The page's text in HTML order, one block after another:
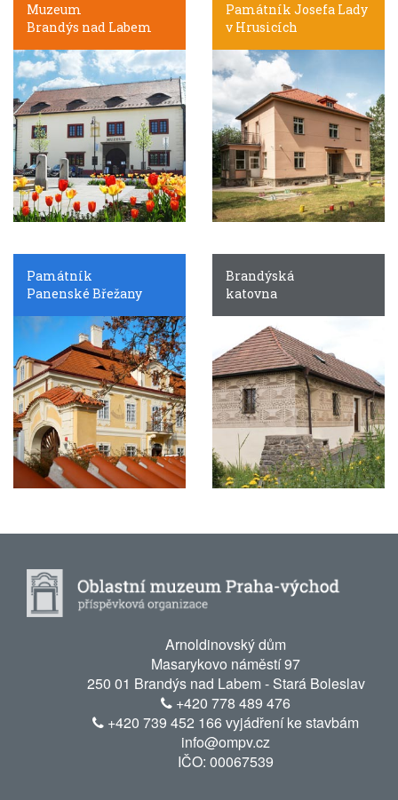
Muzeum
Brandýs nad Labem
Památník Josefa Lady
v Hrusicích
Památník
Panenské Břežany
Brandýská
katovna
Arnoldinovský dům
Masarykovo náměstí 97
250 01 Brandýs nad Labem - Stará Boleslav
+420 778 489 476
+420 739 452 166 vyjádření ke stavbám
info@ompv.cz
IČO: 00067539